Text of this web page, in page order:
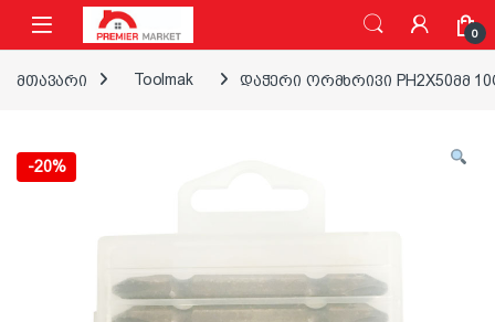
ნავიგაციაზე გადასვლა
შინაარსზე გადასვლა
0
მთავარი Toolmak დაჭერი ორმხრივი PH2X50მმ
-20%